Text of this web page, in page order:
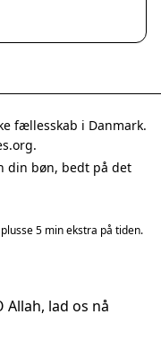
fællesskab i Danmark.
din bøn, bedt på det
5 min ekstra på tiden.
lad os nå